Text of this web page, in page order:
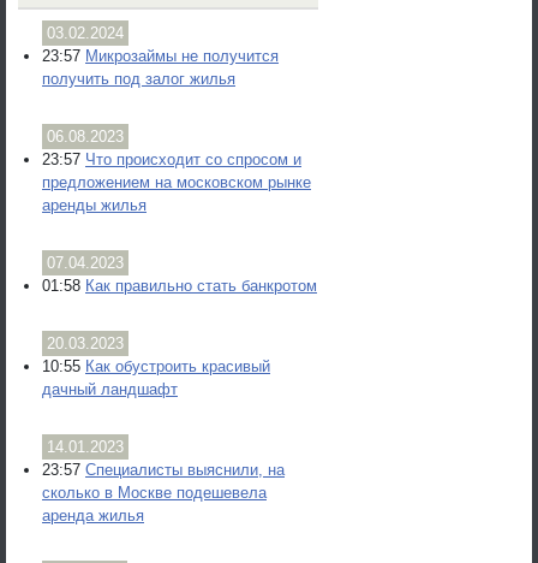
03.02.2024
23:57 Микрозаймы не получится
получить под залог жилья
06.08.2023
23:57 Что происходит со спросом и
предложением на московском рынке
аренды жилья
07.04.2023
01:58 Как правильно стать банкротом
20.03.2023
10:55 Как обустроить красивый
дачный ландшафт
14.01.2023
23:57 Специалисты выяснили, на
сколько в Москве подешевела
аренда жилья